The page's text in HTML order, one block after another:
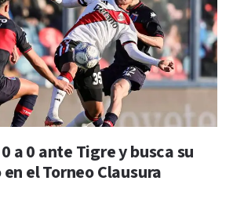
a 0 ante Tigre y busca su
el Torneo Clausura